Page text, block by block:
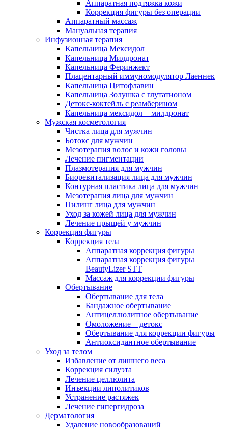
Аппаратная подтяжка кожи
Коррекция фигуры без операции
Аппаратный массаж
Мануальная терапия
Инфузионная терапия
Капельница Мексидол
Капельница Милдронат
Капельница Феринжект
Плацентарный иммуномодулятор Лаеннек
Капельница Цитофлавин
Капельница Золушка с глутатионом
Детокс-коктейль с реамберином
Капельница мексидол + милдронат
Мужская косметология
Чистка лица для мужчин
Ботокс для мужчин
Мезотерапия волос и кожи головы
Лечение пигментации
Плазмотерапия для мужчин
Биоревитализация лица для мужчин
Контурная пластика лица для мужчин
Мезотерапия лица для мужчин
Пилинг лица для мужчин
Уход за кожей лица для мужчин
Лечение прыщей у мужчин
Коррекция фигуры
Коррекция тела
Аппаратная коррекция фигуры
Аппаратная коррекция фигуры
BeautyLizer STT
Массаж для коррекции фигуры
Обертывание
Обертывание для тела
Бандажное обертывание
Антицеллюлитное обертывание
Омоложение + детокс
Обертывание для коррекции фигуры
Антиоксидантное обертывание
Уход за телом
Избавление от лишнего веса
Коррекция силуэта
Лечение целлюлита
Инъекции липолитиков
Устранение растяжек
Лечение гипергидроза
Дерматология
Удаление новообразований